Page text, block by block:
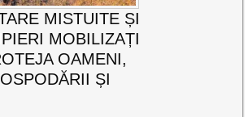
MISTUITE ȘI
MOBILIZAȚI
OAMENI,
ȘI